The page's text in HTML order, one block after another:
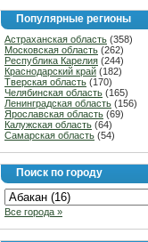
Популярные регионы
Астраханская область (358)
Московская область (262)
Республика Карелия (244)
Краснодарский край (182)
Тверская область (170)
Челябинская область (165)
Ленинградская область (156)
Ярославская область (69)
Калужская область (64)
Самарская область (54)
Поиск по городу
Все города »